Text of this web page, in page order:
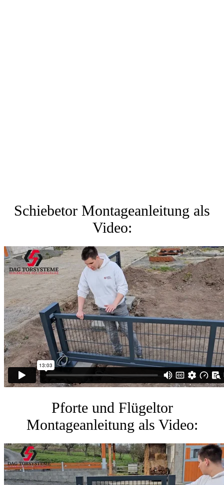
Schiebetor Montageanleitung als
Video:
Pforte und Flügeltor
Montageanleitung als Video: